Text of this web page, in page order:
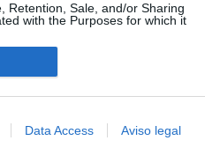
Retention, Sale, and/or Sharing
with the Purposes for which it
Data Access Aviso legal